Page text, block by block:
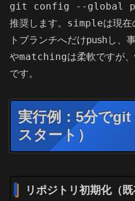
git config --global
推奨します。 simpleは現在
トブランチへだけpushし、
やmatchingは柔軟ですが
です。
実行例：5分で
スタート）
リポジトリ初期化（既